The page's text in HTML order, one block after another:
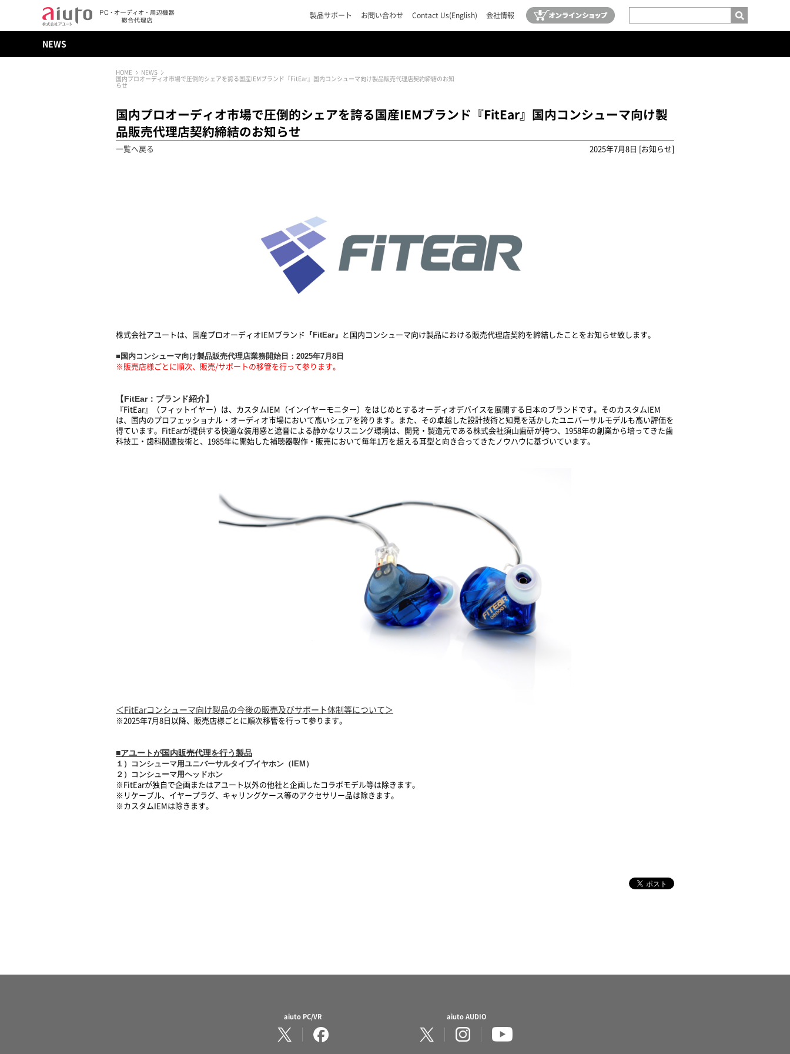
製品サポート お問い合わせ Contact Us(English) 会社情報
NEWS
HOME
NEWS
国内プロオーディオ市場で圧倒的シェアを誇る国産IEMブランド『FitEar』国内コンシューマ向け製品販売代理店契約締結のお知
らせ
国内プロオーディオ市場で圧倒的シェアを誇る国産IEMブランド『FitEar』国内コンシューマ向け製
品販売代理店契約締結のお知らせ
一覧へ戻る 2025年7月8日 [お知らせ]
株式会社アユートは、国産プロオーディオIEMブランド 『FitEar』 と国内コンシューマ向け製品における販売代理店契約を締結したことをお知らせ致します。
■国内コンシューマ向け製品販売代理店業務開始日：2025年7月8日
※販売店様ごとに順次、販売/サポートの移管を行って参ります。
【FitEar：ブランド紹介】
『FitEar』（フィットイヤー）は、カスタムIEM（インイヤーモニター）をはじめとするオーディオデバイスを展開する日本のブランドです。そのカスタムIEM
は、国内のプロフェッショナル・オーディオ市場において高いシェアを誇ります。また、その卓越した設計技術と知見を活かしたユニバーサルモデルも高い評価を
得ています。FitEarが提供する快適な装用感と遮音による静かなリスニング環境は、開発・製造元である株式会社須山歯研が持つ、1958年の創業から培ってきた歯
科技工・歯科関連技術と、1985年に開始した補聴器製作・販売において毎年1万を超える耳型と向き合ってきたノウハウに基づいています。
＜FitEarコンシューマ向け製品の今後の販売及びサポート体制等について＞
※2025年7月8日以降、販売店様ごとに順次移管を行って参ります。
■アユートが国内販売代理を行う製品
１）コンシューマ用ユニバーサルタイプイヤホン（IEM）
２）コンシューマ用ヘッドホン
※FitEarが独自で企画またはアユート以外の他社と企画したコラボモデル等は除きます。
※リケーブル、イヤープラグ、キャリングケース等のアクセサリー品は除きます。
※カスタムIEMは除きます。
aiuto PC/VR aiuto AUDIO